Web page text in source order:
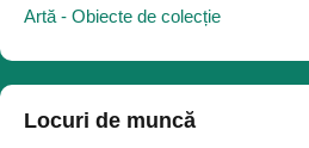
Artă - Obiecte de colecție
Locuri de muncă